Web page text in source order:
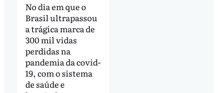
No dia em que o
Brasil ultrapassou
a trágica marca de
300 mil vidas
perdidas na
pandemia da covid-
19, com o sistema
de saúde e